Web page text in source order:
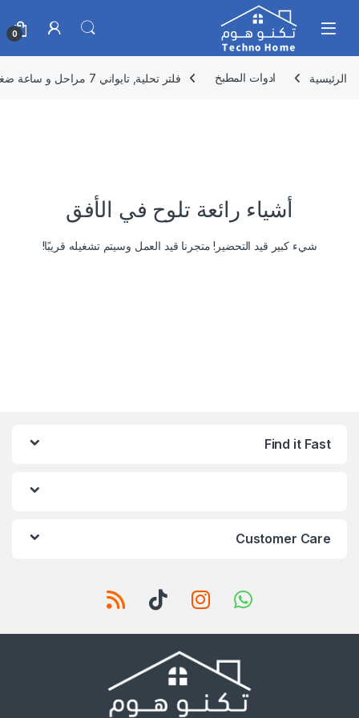
Skip to navigation
Skip to content
0
الرئيسية ادوات المطبخ فلتر تحلية, تايواني 7 مراحل و ساعة ضغط تقنية النانو
أشياء رائعة تلوح في الأفق
شيء كبير قيد التحضير! متجرنا قيد العمل وسيتم تشغيله قريبًا!
Find it Fast
Customer Care